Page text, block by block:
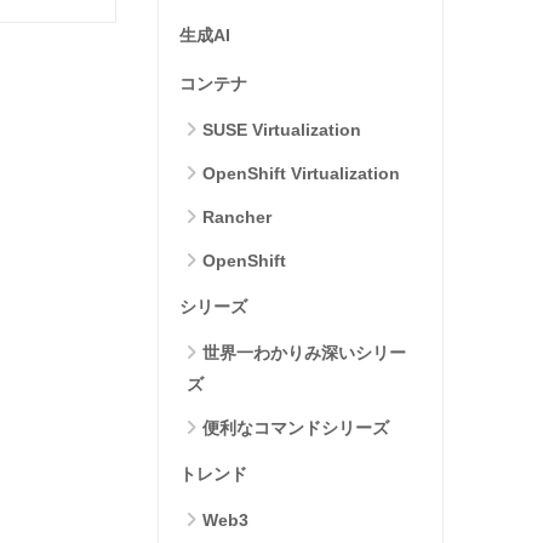
生成AI
コンテナ
SUSE Virtualization
OpenShift Virtualization
Rancher
OpenShift
シリーズ
世界一わかりみ深いシリー
ズ
便利なコマンドシリーズ
トレンド
Web3